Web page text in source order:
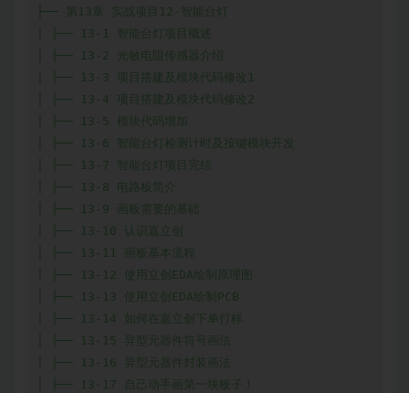
├── 第13章 实战项目12-智能台灯
│ ├── 13-1 智能台灯项目概述
│ ├── 13-2 光敏电阻传感器介绍
│ ├── 13-3 项目搭建及模块代码修改1
│ ├── 13-4 项目搭建及模块代码修改2
│ ├── 13-5 模块代码增加
│ ├── 13-6 智能台灯检测计时及按键模块开发
│ ├── 13-7 智能台灯项目完结
│ ├── 13-8 电路板简介
│ ├── 13-9 画板需要的基础
│ ├── 13-10 认识嘉立创
│ ├── 13-11 画板基本流程
│ ├── 13-12 使用立创EDA绘制原理图
│ ├── 13-13 使用立创EDA绘制PCB
│ ├── 13-14 如何在嘉立创下单打样
│ ├── 13-15 异型元器件符号画法
│ ├── 13-16 异型元器件封装画法
│ ├── 13-17 自己动手画第一块板子！